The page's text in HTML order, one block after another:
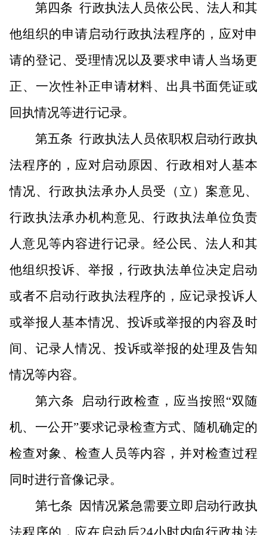
第四条 行政执法人员依公民、法人和其
他组织的申请启动行政执法程序的，应对申
请的登记、受理情况以及要求申请人当场更
正、一次性补正申请材料、出具书面凭证或
回执情况等进行记录。
第五条 行政执法人员依职权启动行政执
法程序的，应对启动原因、行政相对人基本
情况、行政执法承办人员受（立）案意见、
行政执法承办机构意见、行政执法单位负责
人意见等内容进行记录。经公民、法人和其
他组织投诉、举报，行政执法单位决定启动
或者不启动行政执法程序的，应记录投诉人
或举报人基本情况、投诉或举报的内容及时
间、记录人情况、投诉或举报的处理及告知
情况等内容。
第六条
启动行政检查，应当按照“双随
机、一公开”要求记录检查方式、随机确定的
检查对象、检查人员等内容，并对检查过程
同时进行音像记录。
第七条
因情况紧急需要立即启动行政执
法程序的，应在启动后24小时内向行政执法